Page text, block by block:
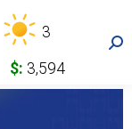
3
$: 3,594